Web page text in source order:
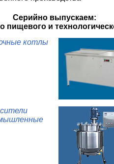
Серийно выпускаем:
пищевого и
котлы